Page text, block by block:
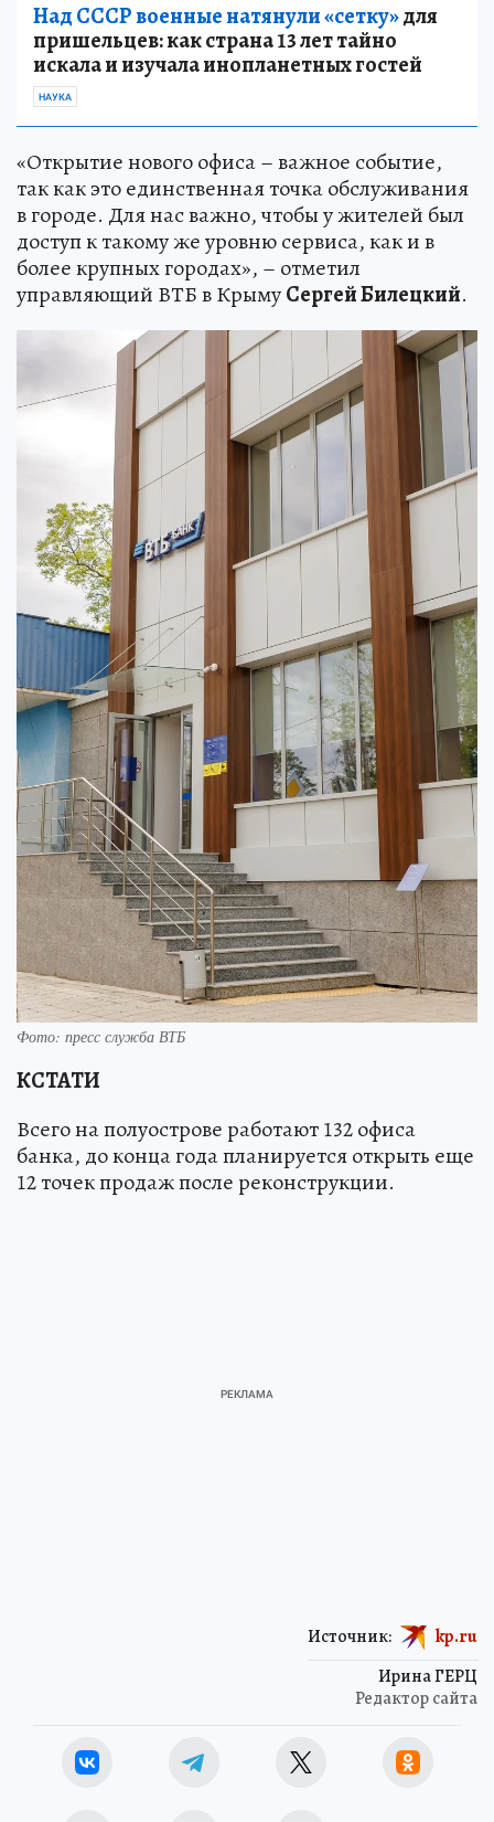
Над СССР военные натянули «сетку»для
пришельцев: как страна 13 лет тайно
искала и изучала инопланетных гостей
НАУКА
«Открытие нового офиса – важное событие,
так как это единственная точка обслуживания
в городе. Для нас важно, чтобы у жителей был
доступ к такому же уровню сервиса, как и в
более крупных городах», – отметил
управляющий ВТБ в КрымуСергей Билецкий.
Фото: пресс служба ВТБ
КСТАТИ
Всего на полуострове работают 132 офиса
банка, до конца года планируется открыть еще
12 точек продаж после реконструкции.
Ирина ГЕРЦ
Редактор сайта
Источник: kp.ru